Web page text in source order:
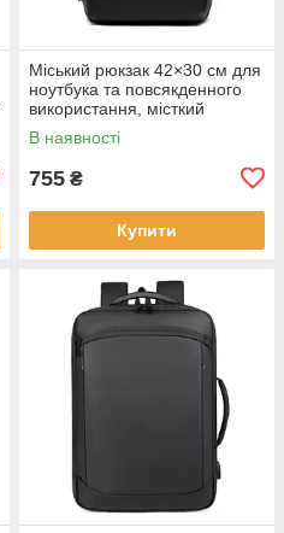
Міський рюкзак 42×30 см для
ноутбука та повсякденного
використання, місткий
чорний KAY
В наявності
755 ₴
Купити